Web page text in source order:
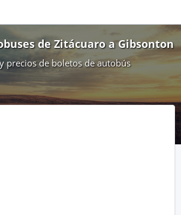
de Zitácuaro a Gibsonton
precios de boletos de autobús